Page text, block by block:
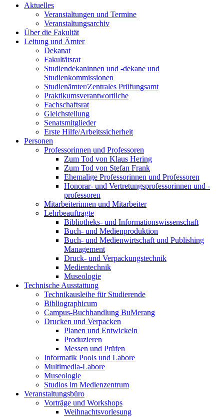
Aktuelles
Veranstaltungen und Termine
Veranstaltungsarchiv
Über die Fakultät
Leitung und Ämter
Dekanat
Fakultätsrat
Studiendekaninnen und -dekane und
Studienkommissionen
Studienämter/Zentrales Prüfungsamt
Praktikumsverantwortliche
Fachschaftsrat
Gleichstellung
Senatsmitglieder
Erste Hilfe/Arbeitssicherheit
Personen
Professorinnen und Professoren
Zum Tod von Klaus Hering
Zum Tod von Stefan Frank
Ehemalige Professorinnen und Professoren
Honorar- und Vertretungsprofessorinnen und -
professoren
Mitarbeiterinnen und Mitarbeiter
Lehrbeauftragte
Bibliotheks- und Informationswissenschaft
Buch- und Medienproduktion
Buch- und Medienwirtschaft und Publishing
Management
Druck- und Verpackungstechnik
Medientechnik
Museologie
Technische Ausstattung
Technikausleihe für Studierende
Bibliographicum
Campus-Buchhandlung BuMerang
Drucken und Verpacken
Planen und Entwickeln
Produzieren
Messen und Prüfen
Informatik Pools und Labore
Multimedia-Labore
Museologie
Studios im Medienzentrum
Veranstaltungsbüro
Vorträge und Workshops
Weihnachtsvorlesung